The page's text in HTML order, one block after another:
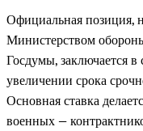
Официальная позиция,
Министерством
Госдумы, заключается
увеличении срока
Основная ставка
военных —